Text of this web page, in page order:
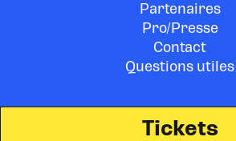
Tickets
Partenaires
Pro/Presse
Contact
Questions utiles